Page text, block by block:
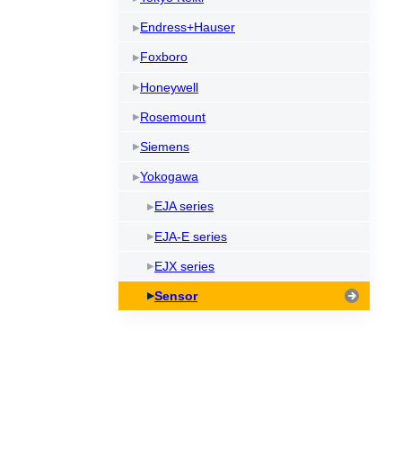
Endress+Hauser
Foxboro
Honeywell
Rosemount
Siemens
Yokogawa
EJA series
EJA-E series
EJX series
Sensor